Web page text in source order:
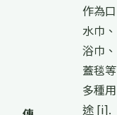
作為口
水巾、
浴巾、
蓋毯等
多種用
途 [i].